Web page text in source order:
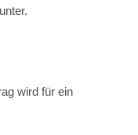
wird für ein